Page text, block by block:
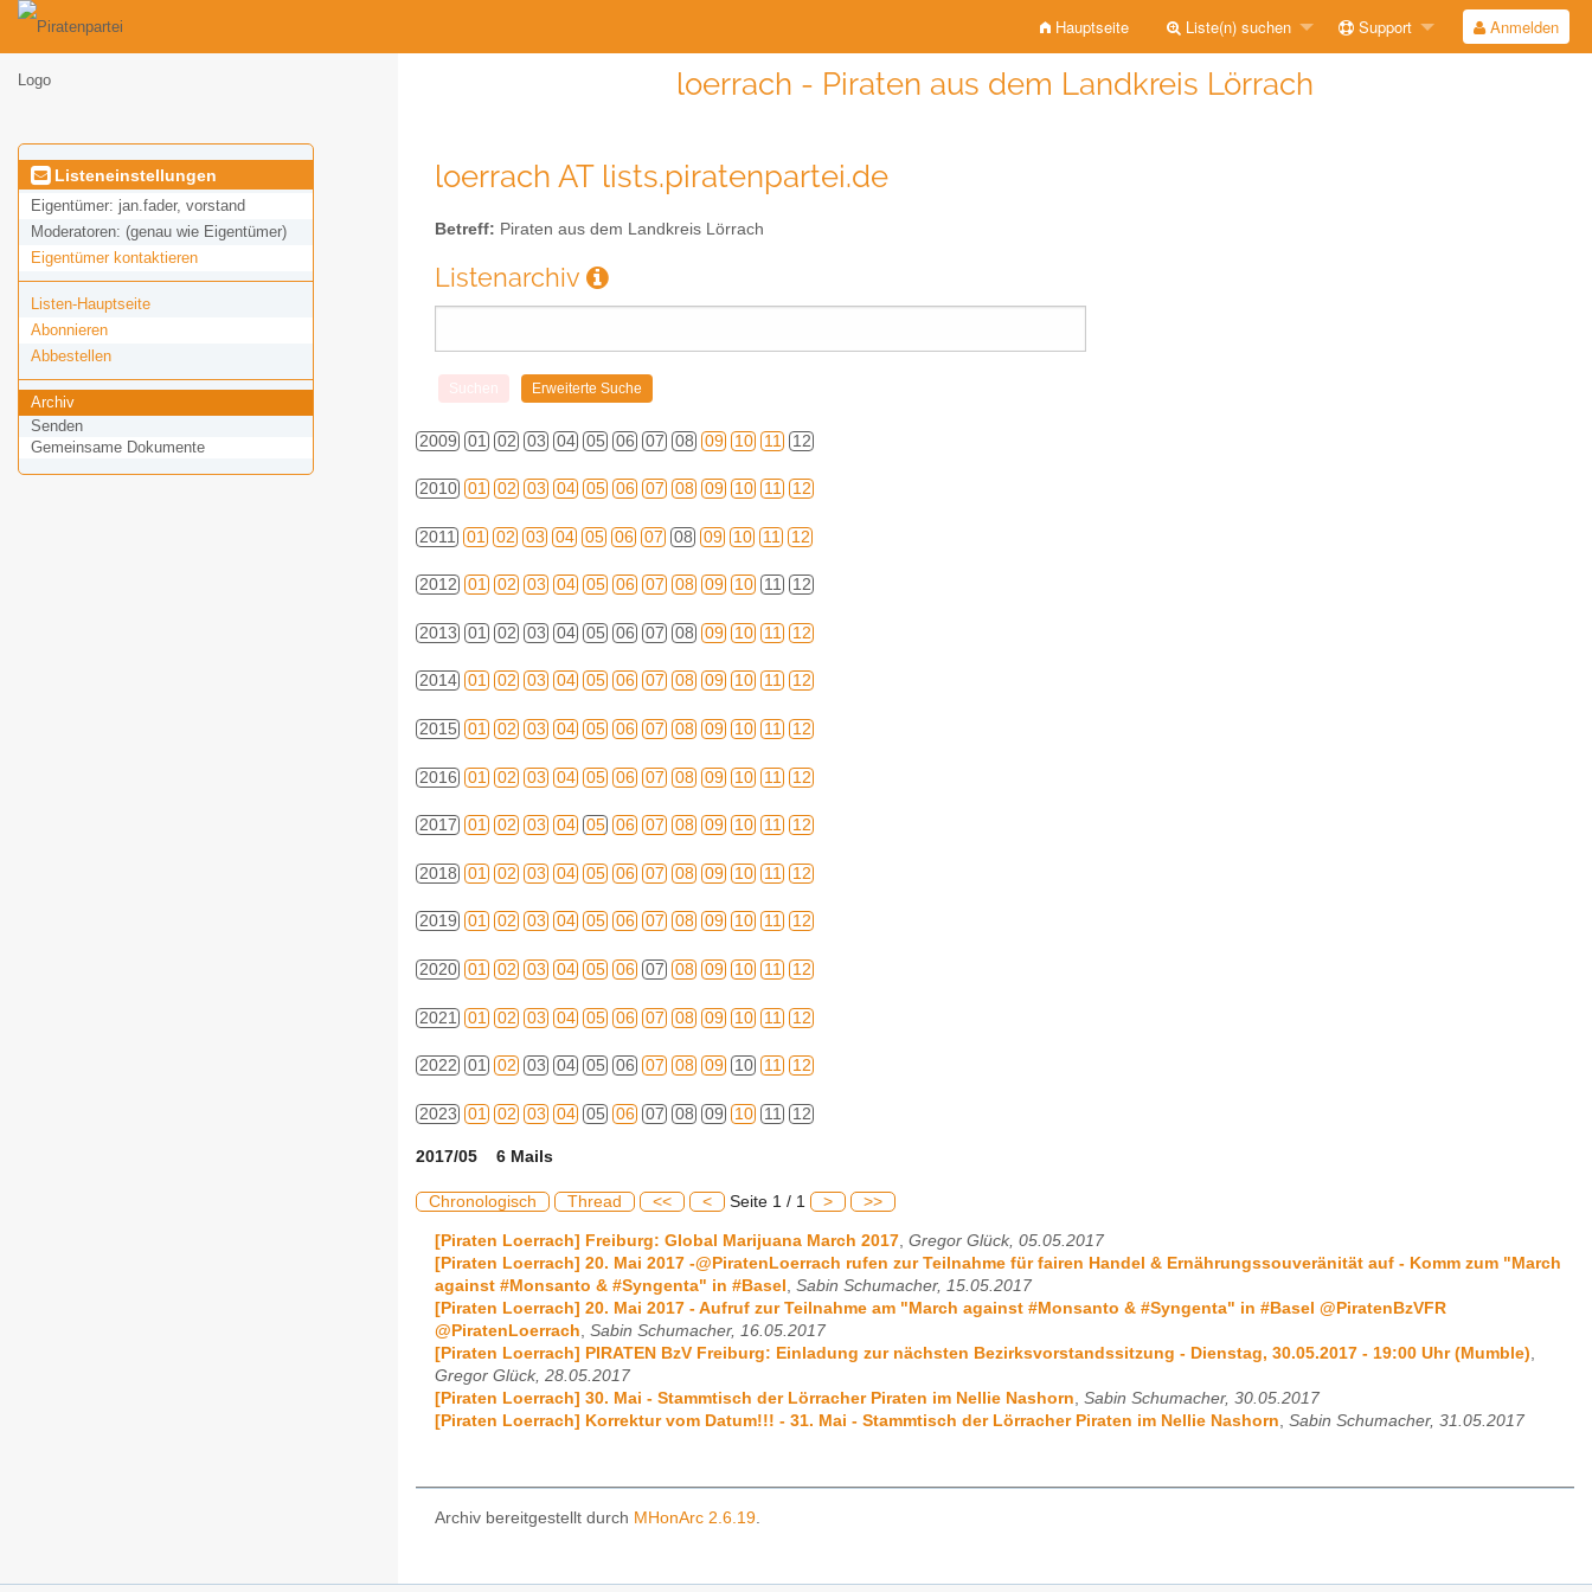
Hauptseite Liste(n) suchen Support Anmelden
loerrach - Piraten aus dem Landkreis Lörrach
Listeneinstellungen
Eigentümer: jan.fader, vorstand
Moderatoren: (genau wie Eigentümer)
Eigentümer kontaktieren
Listen-Hauptseite
Abonnieren
Abbestellen
Archiv
Senden
Gemeinsame Dokumente
loerrach AT lists.piratenpartei.de
Betreff: Piraten aus dem Landkreis Lörrach
Listenarchiv
2009 01 02 03 04 05 06 07 08 09 10 11 12
2010 01 02 03 04 05 06 07 08 09 10 11 12
2011 01 02 03 04 05 06 07 08 09 10 11 12
2012 01 02 03 04 05 06 07 08 09 10 11 12
2013 01 02 03 04 05 06 07 08 09 10 11 12
2014 01 02 03 04 05 06 07 08 09 10 11 12
2015 01 02 03 04 05 06 07 08 09 10 11 12
2016 01 02 03 04 05 06 07 08 09 10 11 12
2017 01 02 03 04 05 06 07 08 09 10 11 12
2018 01 02 03 04 05 06 07 08 09 10 11 12
2019 01 02 03 04 05 06 07 08 09 10 11 12
2020 01 02 03 04 05 06 07 08 09 10 11 12
2021 01 02 03 04 05 06 07 08 09 10 11 12
2022 01 02 03 04 05 06 07 08 09 10 11 12
2023 01 02 03 04 05 06 07 08 09 10 11 12
2017/05 6 Mails
Chronologisch Thread << < Seite 1 / 1 > >>
[Piraten Loerrach] Freiburg: Global Marijuana March 2017, Gregor Glück, 05.05.2017
[Piraten Loerrach] 20. Mai 2017 -@PiratenLoerrach rufen zur Teilnahme für fairen Handel & Ernährungssouveränität auf - Komm zum "March
against #Monsanto & #Syngenta" in #Basel , Sabin Schumacher, 15.05.2017
[Piraten Loerrach] 20. Mai 2017 - Aufruf zur Teilnahme am "March against #Monsanto & #Syngenta" in #Basel @PiratenBzVFR
@PiratenLoerrach, Sabin Schumacher, 16.05.2017
[Piraten Loerrach] PIRATEN BzV Freiburg: Einladung zur nächsten Bezirksvorstandssitzung - Dienstag, 30.05.2017 - 19:00 Uhr (Mumble),
Gregor Glück, 28.05.2017
[Piraten Loerrach] 30. Mai - Stammtisch der Lörracher Piraten im Nellie Nashorn, Sabin Schumacher, 30.05.2017
[Piraten Loerrach] Korrektur vom Datum!!! - 31. Mai - Stammtisch der Lörracher Piraten im Nellie Nashorn, Sabin Schumacher, 31.05.2017
Archiv bereitgestellt durch MHonArc 2.6.19